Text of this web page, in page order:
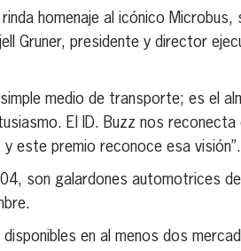
homenaje al icónico Microbus,
Gruner, presidente y director
medio de transporte; es el
El ID. Buzz nos
este premio reconoce esa visión”.
son galardones automotrices
en al menos dos